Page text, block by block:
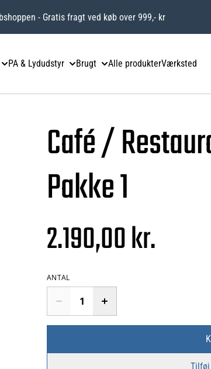
- Gratis fragt ved køb over 999,- kr
PA & Lydudstyr Brugt Alle produkterVærksted
Café /
Pakke 1
2.190,00 kr.
ANTAL